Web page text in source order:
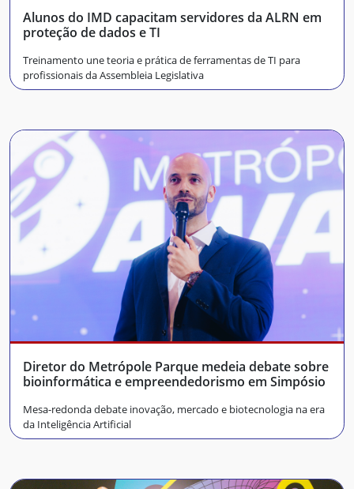
Alunos do IMD capacitam servidores da ALRN em
proteção de dados e TI
Treinamento une teoria e prática de ferramentas de TI para
profissionais da Assembleia Legislativa
Diretor do Metrópole Parque medeia debate sobre
bioinformática e empreendedorismo em Simpósio
Mesa-redonda debate inovação, mercado e biotecnologia na era
da Inteligência Artificial